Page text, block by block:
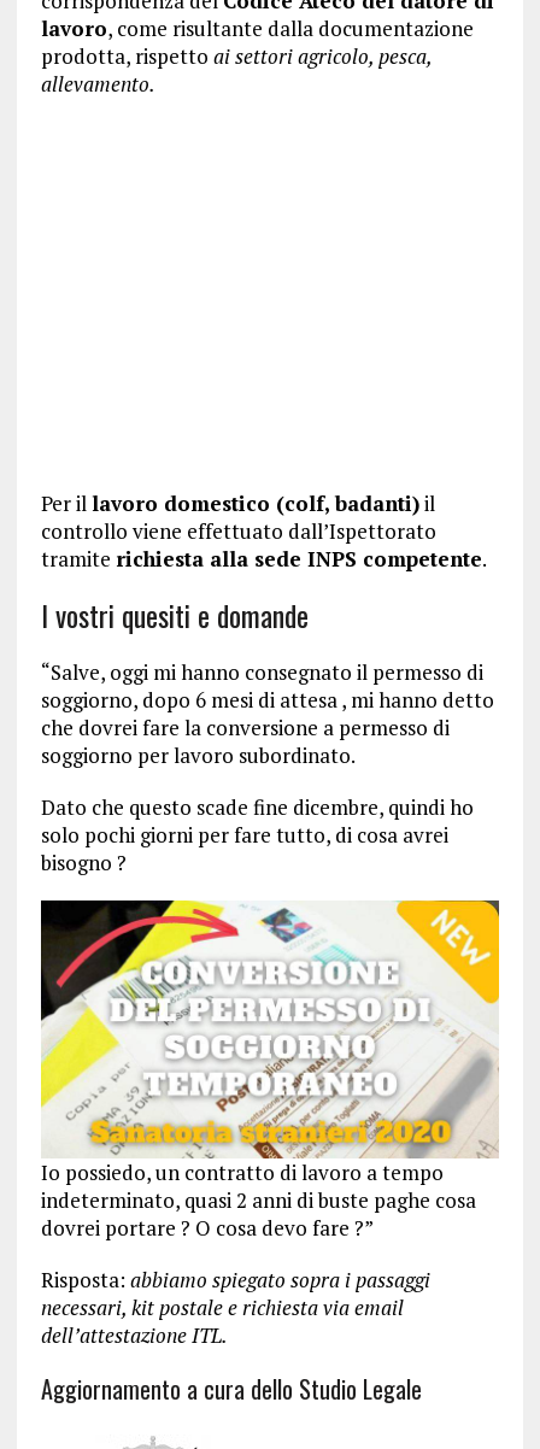
lavoro, come risultante dalla documentazione
prodotta, rispetto ai settori agricolo, pesca,
allevamento.
Per illavoro domestico (colf, badanti)il
controllo viene effettuato dall’Ispettorato
tramite richiesta alla sede INPS competente.
I vostri quesiti e domande
“Salve, oggi mi hanno consegnato il permesso di
soggiorno, dopo 6 mesi di attesa , mi hanno detto
che dovrei fare la conversione a permesso di
soggiorno per lavoro subordinato.
Dato che questo scade fine dicembre, quindi ho
solo pochi giorni per fare tutto, di cosa avrei
bisogno ?
Io possiedo, un contratto di lavoro a tempo
indeterminato, quasi 2 anni di buste paghe cosa
dovrei portare ? O cosa devo fare ?”
Risposta: abbiamo spiegato sopra i passaggi
necessari, kit postale e richiesta via email
dell’attestazione ITL.
Aggiornamento a cura dello Studio Legale